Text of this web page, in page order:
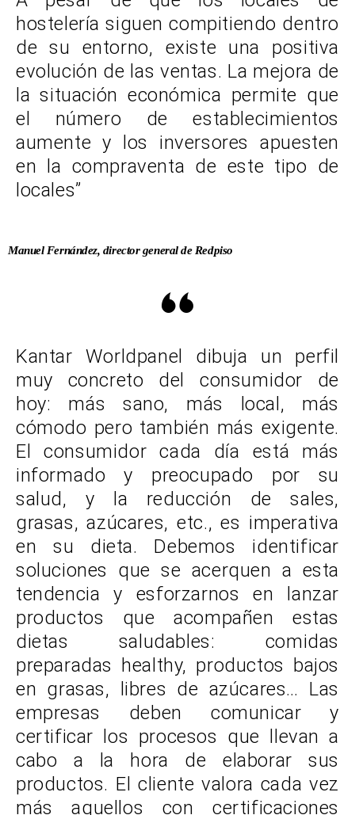
hostelería siguen compitiendo dentro
de su entorno, existe una positiva
evolución de las ventas. La mejora de
la situación económica permite que
el número de establecimientos
aumente y los inversores apuesten
en la compraventa de este tipo de
locales”
Manuel Fernández, director general de Redpiso
Kantar Worldpanel dibuja un perfil
muy concreto del consumidor de
hoy: más sano, más local, más
cómodo pero también más exigente.
El consumidor cada día está más
informado y preocupado por su
salud, y la reducción de sales,
grasas, azúcares, etc., es imperativa
en su dieta. Debemos identificar
soluciones que se acerquen a esta
tendencia y esforzarnos en lanzar
productos que acompañen estas
dietas saludables: comidas
preparadas healthy, productos bajos
en grasas, libres de azúcares… Las
empresas deben comunicar y
certificar los procesos que llevan a
cabo a la hora de elaborar sus
productos. El cliente valora cada vez
más aquellos con certificaciones